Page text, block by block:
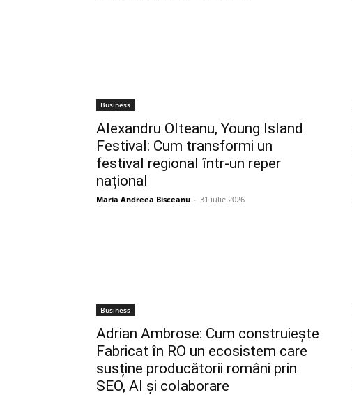
Business
Alexandru Olteanu, Young Island
Festival: Cum transformi un
festival regional într-un reper
național
Maria Andreea Bisceanu - 31 iulie 2026
Business
Adrian Ambrose: Cum construiește
Fabricat în RO un ecosistem care
susține producătorii români prin
SEO, AI și colaborare